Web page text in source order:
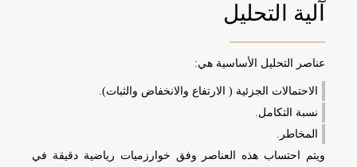
آلية التحليل
عناصر التحليل الأساسية هي:
الاحتمالات الجزئية ( الارتفاع والانخفاض والثبات).
نسبة التكامل.
المخاطر.
ويتم احتساب هذه العناصر وفق خوارزميات رياضية دقيقة في